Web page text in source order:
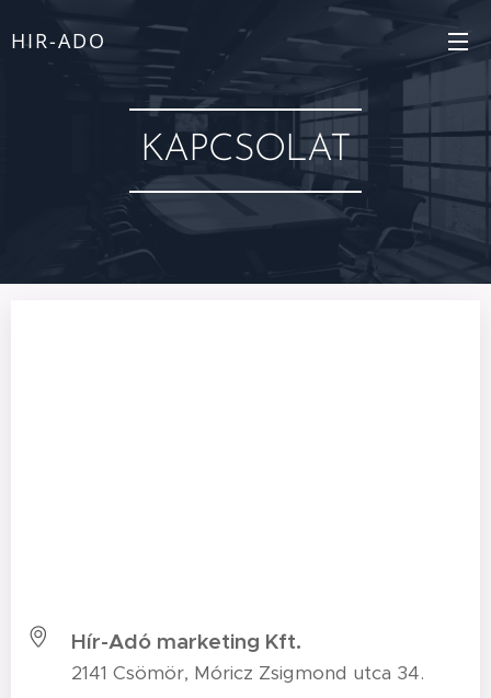
HIR-ADO
KAPCSOLAT
Hír-Adó marketing Kft.
2141 Csömör, Móricz Zsigmond utca 34.